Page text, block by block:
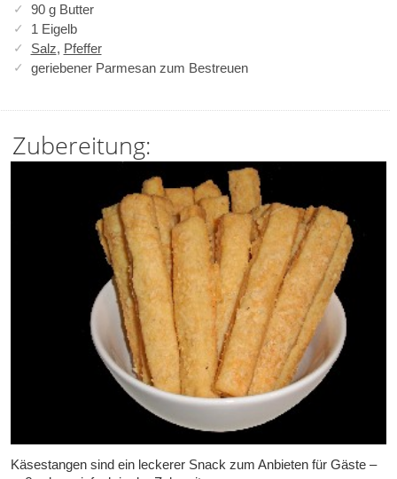
90 g Butter
1 Eigelb
Salz, Pfeffer
geriebener Parmesan zum Bestreuen
Zubereitung:
Käsestangen sind ein leckerer Snack zum Anbieten für Gäste –